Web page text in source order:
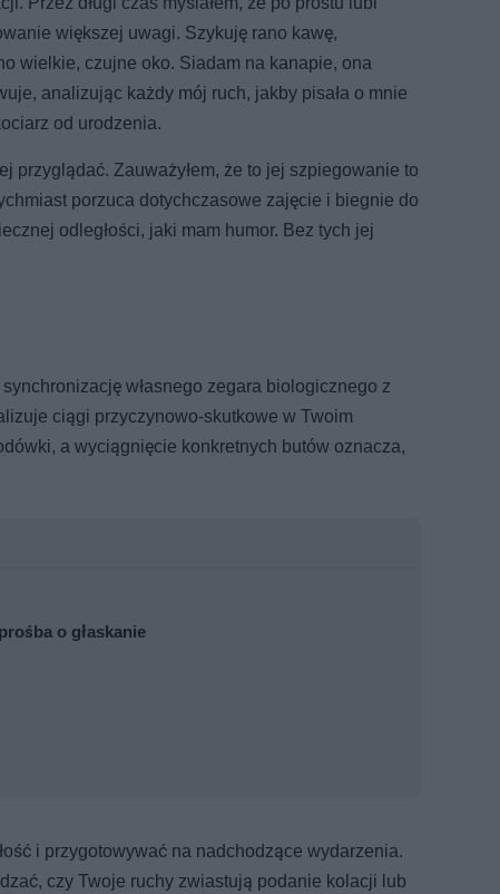
większej uwagi. Szykuję rano kawę,
wielkie, czujne oko. Siadam na kanapie, ona
analizując każdy mój ruch, jakby pisała o mnie
od urodzenia.
przyglądać. Zauważyłem, że to jej szpiegowanie to
porzuca dotychczasowe zajęcie i biegnie do
odległości, jaki mam humor. Bez tych jej
własnego zegara biologicznego z
ciągi przyczynowo-skutkowe w Twoim
a wyciągnięcie konkretnych butów oznacza,
o głaskanie
i przygotowywać na nadchodzące wydarzenia.
czy Twoje ruchy zwiastują podanie kolacji lub